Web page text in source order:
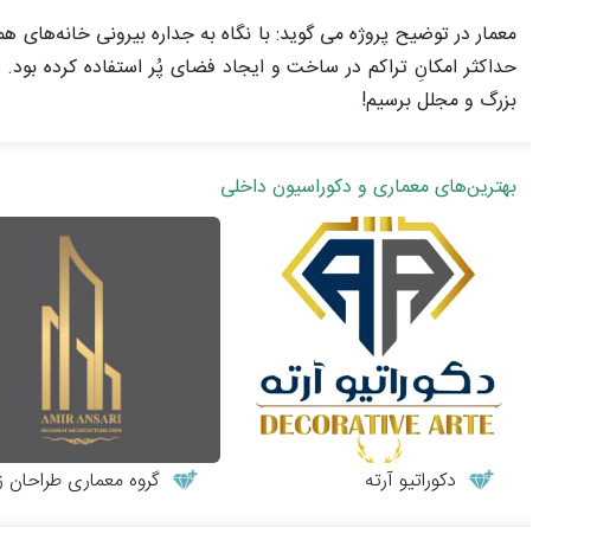
معمار در توضیح پروژه می گوید: با نگاه به جداره بیرونی
حداکثر امکانِ تراکم در ساخت و ایجاد فضای پُر استفاده کرده
بزرگ و مجلل برسیم!
بهترین‌های معماری و دکوراسیون داخلی
دکوراتیو آرته گروه معماری طراحان